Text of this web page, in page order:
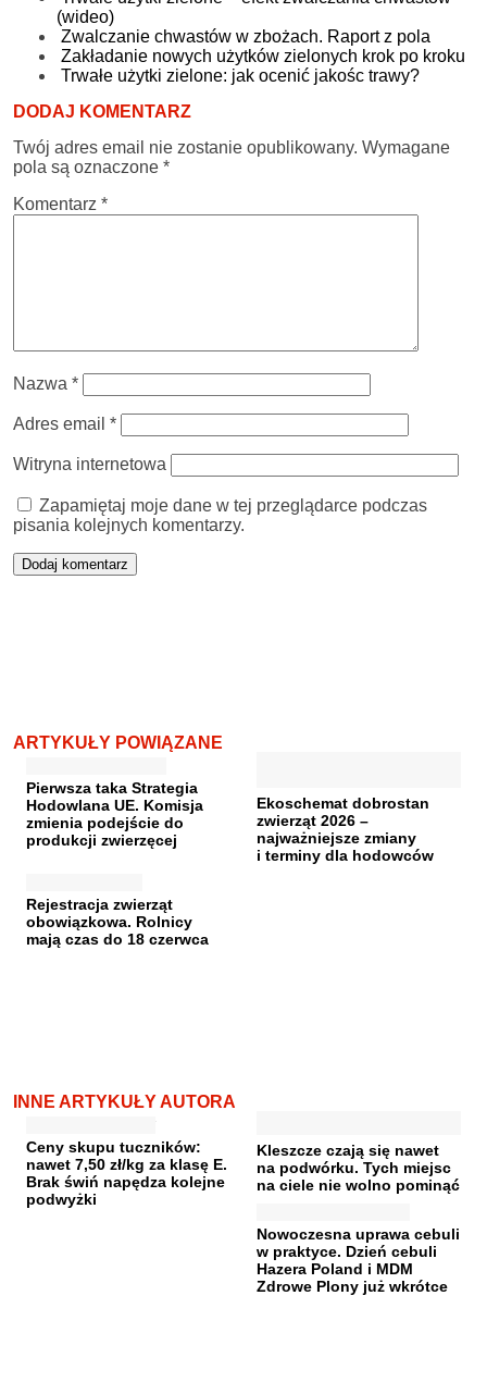
(wideo)
Zwalczanie chwastów w zbożach. Raport z pola
Zakładanie nowych użytków zielonych krok po kroku
Trwałe użytki zielone: jak ocenić jakośc trawy?
DODAJ KOMENTARZ
Twój adres email nie zostanie opublikowany. Wymagane
pola są oznaczone *
Komentarz *
Nazwa *
Adres email *
Witryna internetowa
Zapamiętaj moje dane w tej przeglądarce podczas
pisania kolejnych komentarzy.
ARTYKUŁY POWIĄZANE
Pierwsza taka Strategia
Hodowlana UE. Komisja
zmienia podejście do
produkcji zwierzęcej
Ekoschemat dobrostan
zwierząt 2026 –
najważniejsze zmiany
i terminy dla hodowców
Rejestracja zwierząt
obowiązkowa. Rolnicy
mają czas do 18 czerwca
INNE ARTYKUŁY AUTORA
Ceny skupu tuczników:
nawet 7,50 zł/kg za klasę E.
Brak świń napędza kolejne
podwyżki
Kleszcze czają się nawet
na podwórku. Tych miejsc
na ciele nie wolno pominąć
Nowoczesna uprawa cebuli
w praktyce. Dzień cebuli
Hazera Poland i MDM
Zdrowe Plony już wkrótce